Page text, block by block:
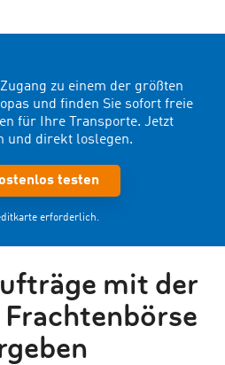
zu einem der größten
und finden Sie sofort freie
für Ihre Transporte. Jetzt
und direkt loslegen.
testen
erforderlich.
mit der